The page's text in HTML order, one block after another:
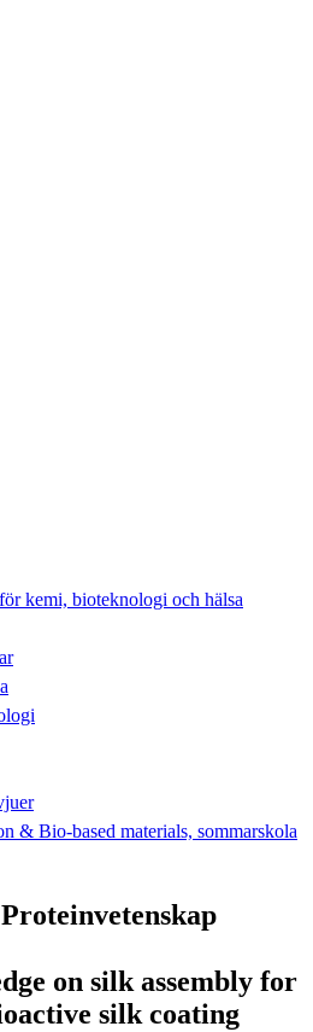
kemi, bioteknologi och hälsa
& Bio-based materials, sommarskola
on silk assembly for
silk coating